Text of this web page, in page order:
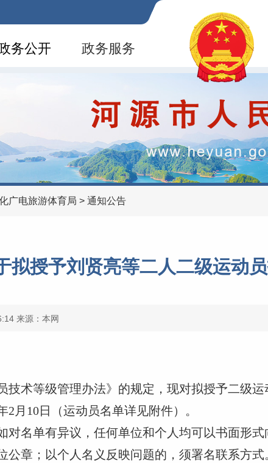
务公开 政务服务
广电旅游体育局 > 通知公告
拟授予刘贤亮等二人二级运动
来源：本网
技术等级管理办法》的规定，现对拟授予二级
2月10日（运动员名单详见附件）。
名单有异议，任何单位和个人均可以书面形式
公章；以个人名义反映问题的，须署名联系方式